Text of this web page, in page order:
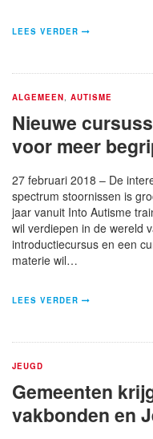
LEES VERDER
ALGEMEEN AUTISME
Nieuwe
voor meer
27 februari 2018 – De
spectrum stoornissen is
jaar vanuit Into Autisme
wil verdiepen in de wereld
introductiecursus en een
materie wil…
LEES VERDER
JEUGD
Gemeenten
vakbonden en